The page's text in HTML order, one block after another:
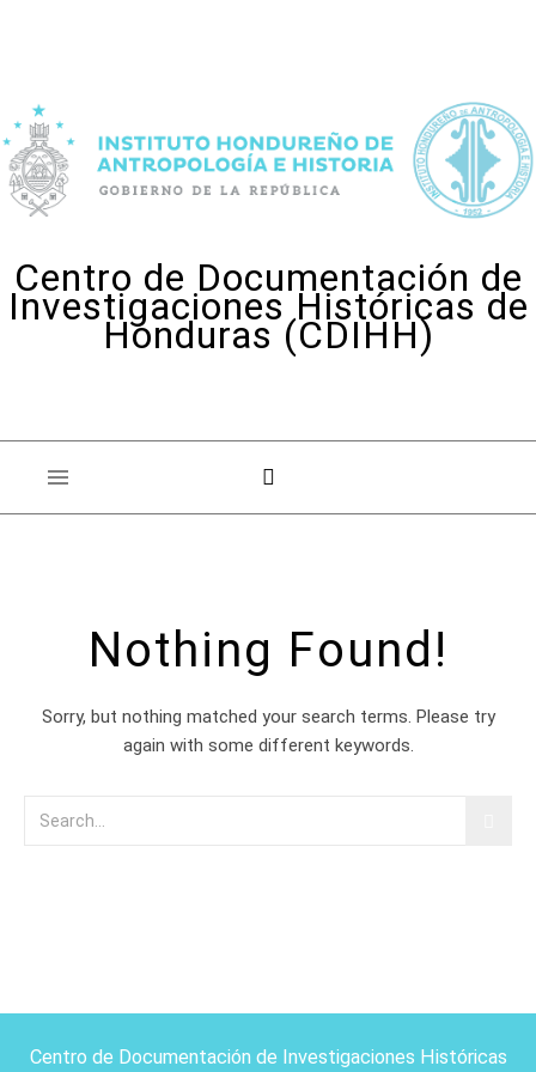
Centro de Documentación de
Investigaciones Históricas de
Honduras (CDIHH)
Nothing Found!
Sorry, but nothing matched your search terms. Please try
again with some different keywords.
Centro de Documentación de Investigaciones Históricas